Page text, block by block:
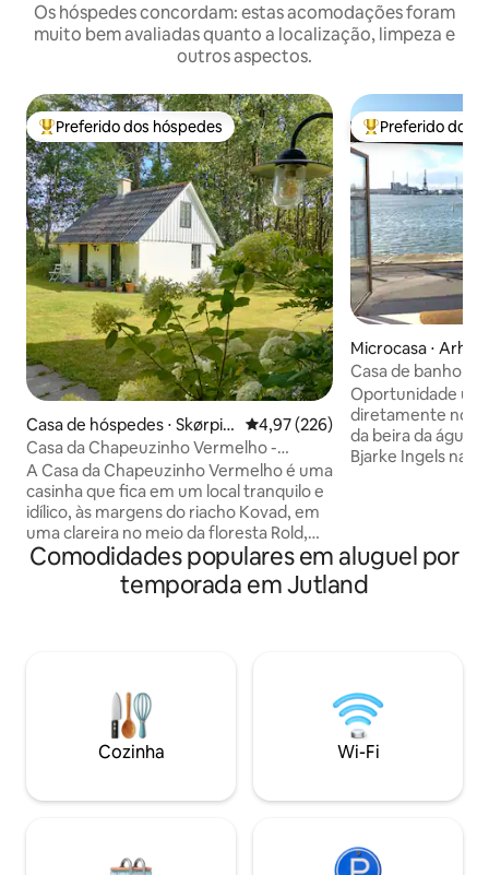
Os hóspedes concordam: estas acomodações foram
muito bem avaliadas quanto a localização, limpeza e
outros aspectos.
Entre os melhores preferidos dos hóspedes
Preferido dos hóspedes
Casa de hóspedes ⋅ Skørpin
g
4,97 de uma avaliação média de
4,97 (226)
Casa da Chapeuzinho Vermelho -
escondida na floresta profunda e
silenciosa
A Casa da Chapeuzinho Vermelho é uma
casinha que fica em um local tranquilo e
idílico, às margens do riacho Kovad, em
uma clareira no meio da floresta Rold,
com vista para o prado e a floresta.
Apenas a poucos passos do belo lago da
floresta St. Øksø. O ponto de partida
vida pode ser apreciada, talvez com o
rabo-de-raposa flutuando sobre o
prado, o esquilo subindo no tronco da
árvore, um bom livro na frente da lareira
Entre os
Preferido dos
Microcasa ⋅ Arhus
Casa de banho,
com
Oportunidade
diretamente no
da beira da água
Bjarke Ingels na
aconchegante e
mezanino.
de 180 graus,
e geladeira - não
quente.
Comodidades populares em aluguel por
temporada em Jutland
Cozinha Wi-Fi